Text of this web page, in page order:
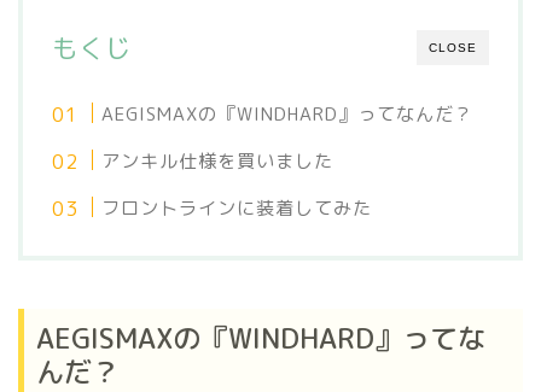
CLOSE
もくじ
AEGISMAXの『WINDHARD』ってなんだ？
アンキル仕様を買いました
フロントラインに装着してみた
AEGISMAXの『WINDHARD』ってな
んだ？